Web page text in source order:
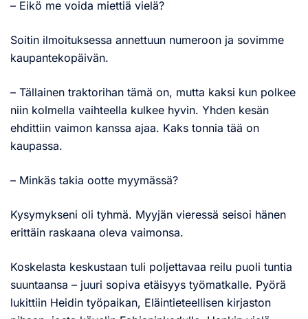
– Eikö me voida miettiä vielä?
Soitin ilmoituksessa annettuun numeroon ja sovimme
kaupantekopäivän.
– Tällainen traktorihan tämä on, mutta kaksi kun polkee
niin kolmella vaihteella kulkee hyvin. Yhden kesän
ehdittiin vaimon kanssa ajaa. Kaks tonnia tää on
kaupassa.
– Minkäs takia ootte myymässä?
Kysymykseni oli tyhmä. Myyjän vieressä seisoi hänen
erittäin raskaana oleva vaimonsa.
Koskelasta keskustaan tuli poljettavaa reilu puoli tuntia
suuntaansa – juuri sopiva etäisyys työmatkalle. Pyörä
lukittiin Heidin työpaikan, Eläintieteellisen kirjaston